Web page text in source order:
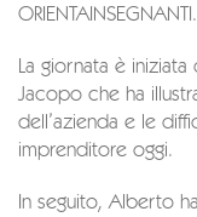
ORIENTAINSEGNANTI.
La giornata è
Jacopo che ha
dell’azienda e le
imprenditore oggi.
In seguito, Alberto